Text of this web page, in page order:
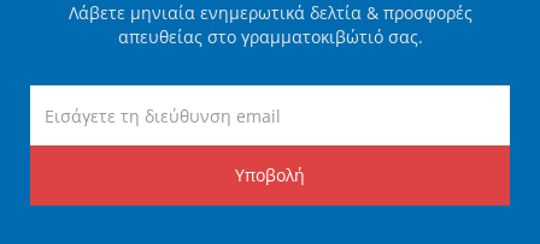
Λάβετε μηνιαία ενημερωτικά δελτία & προσφορές
απευθείας στο γραμματοκιβώτιό σας.
Υποβολή